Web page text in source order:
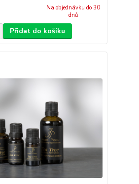
Na objednávku do 30
dnů
Přidat do košíku